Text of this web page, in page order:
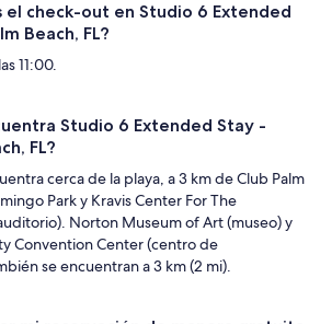
el check-out en Studio 6 Extended
Beach, FL?
11:00.
Studio 6 Extended Stay -
FL?
cerca de la playa, a 3 km de Club Palm
Park y Kravis Center For The
Norton Museum of Art (museo) y
Convention Center (centro de
se encuentran a 3 km (2 mi).